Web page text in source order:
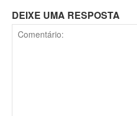
DEIXE UMA RESPOSTA